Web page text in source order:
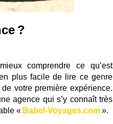
?
comprendre ce qu’est
plus facile de lire ce genre
votre première expérience.
agence qui s’y connaît très
« Babel-Voyages.com».